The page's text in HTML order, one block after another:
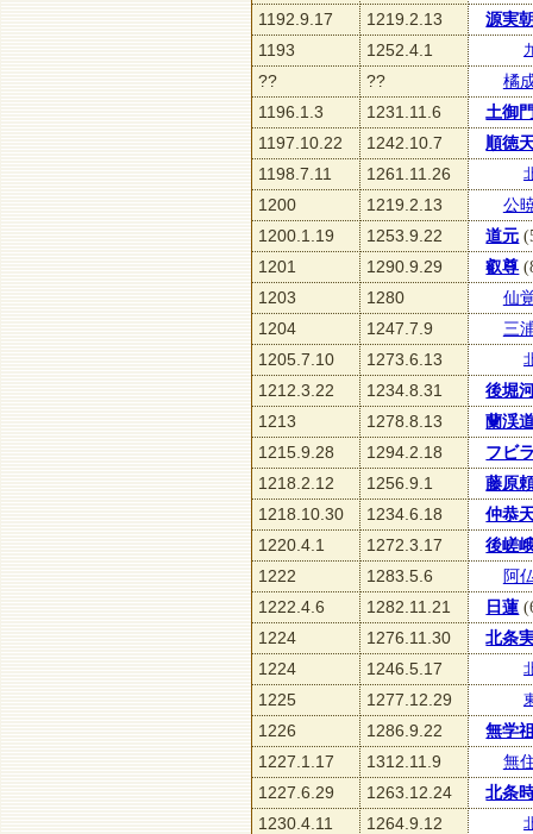
1192.9.17 1219.2.13
源実
1193
1252.4.1
?? ??
橘
1196.1.3
1231.11.6
土御
1197.10.22
1242.10.7
順徳
1198.7.11
1261.11.26
1200 1219.2.13
公
1200.1.19
1253.9.22 道元
1201
1290.9.29 叡尊
1203
1280
仙
1204
1247.7.9
三
1205.7.10
1273.6.13
1212.3.22 1234.8.31
後堀
1213
1278.8.13
蘭渓
1215.9.28
1294.2.18
フビ
1218.2.12
1256.9.1
藤原
1218.10.30
1234.6.18
仲恭
1220.4.1
1272.3.17
後嵯
1222
1283.5.6
阿
1222.4.6
1282.11.21 日蓮
1224
1276.11.30
北条
1224
1246.5.17
1225 1277.12.29
1226 1286.9.22
無学
1227.1.17
1312.11.9
無
1227.6.29
1263.12.24
北条
1230.4.11
1264.9.12